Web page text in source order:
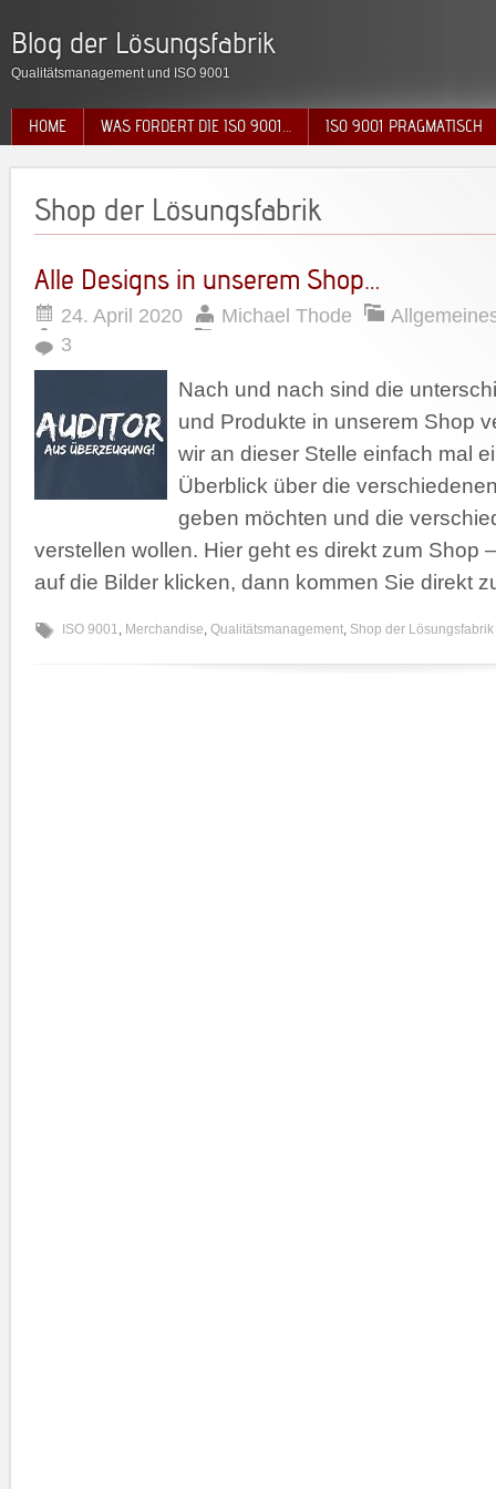
Blog der Lösungsfabrik
Qualitätsmanagement und ISO 9001
HOME WAS FORDERT DIE ISO 9001… ISO 9001 PRAGMATISCH
Shop der Lösungsfabrik
Alle Designs in unserem Shop…
24. April 2020 Michael Thode
3
Nach und nach sind die
und Produkte in unserem Shop
wir an dieser Stelle einfach mal
Überblick über die
geben möchten und die
verstellen wollen. Hier geht es direkt zum Shop
auf die Bilder klicken, dann kommen Sie direkt
ISO 9001, Merchandise, Qualitätsmanagement, Shop der Lösungsfabrik